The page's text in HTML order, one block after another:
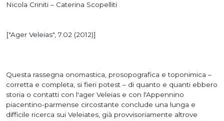
Nicola Criniti – Caterina Scopelliti
["Ager Veleias", 7.02 (2012)]
Questa rassegna onomastica, prosopografica e toponimica –
corretta e completa, si fieri potest – di quanto e quanti ebbero
storia o contatti con l'ager Veleias e con l'Appennino
piacentino-parmense circostante conclude una lunga e
difficile ricerca sui Veleiates, già provvisoriamente altrove